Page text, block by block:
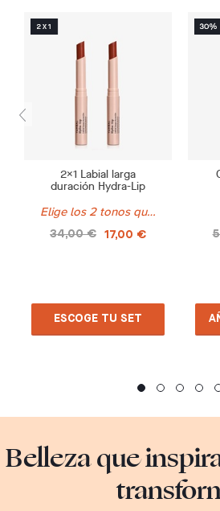
2X1 Labial larga
duración Hydra-Lip
Elige los 2 tonos que desees
34,00 € 17,00 €
ESCOGE TU SET
Belleza que